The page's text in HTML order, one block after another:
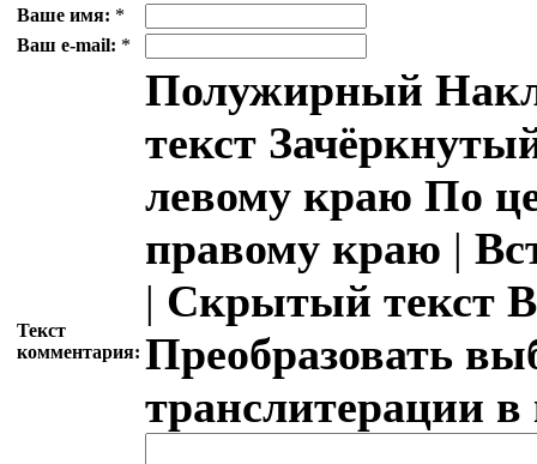
Ваше имя: *
Ваш e-mail: *
Текст
комментария:
Полужирный
текст
левому краю По
правому краю |
| Скрытый текст
Преобразовать
транслитерации